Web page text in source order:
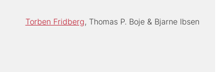
Torben Fridberg Thomas P. Boje Bjarne Ibsen